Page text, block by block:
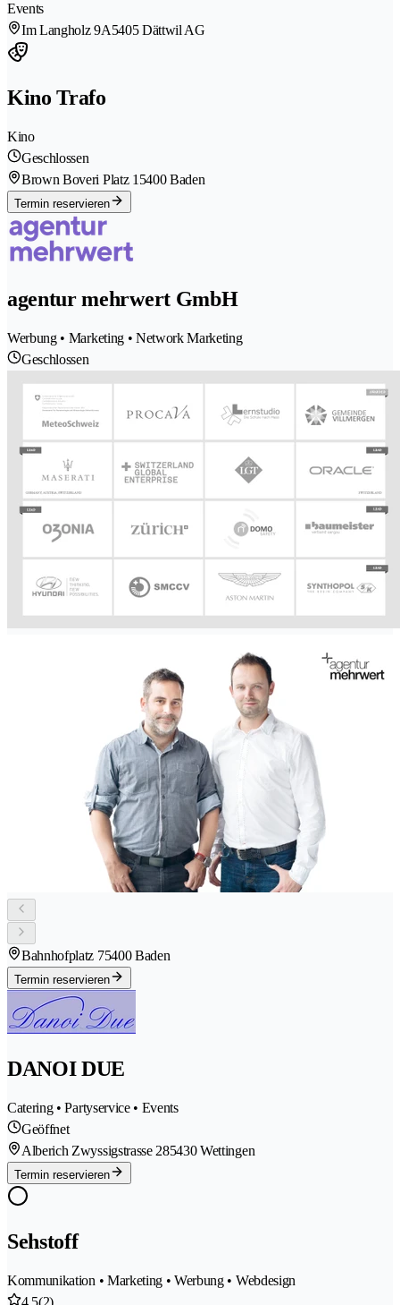
Events
Im Langholz 9A5405 Dättwil AG
Kino Trafo
Kino
Geschlossen
Brown Boveri Platz 1 5400 Baden
Termin reservieren
agentur mehrwert GmbH
Werbung • Marketing • Network Marketing
Geschlossen
Bahnhofplatz 75400 Baden
Termin reservieren
DANOI DUE
Catering • Partyservice • Events
Geöffnet
Alberich Zwyssigstrasse 285430 Wettingen
Termin reservieren
Sehstoff
Kommunikation • Marketing • Werbung • Webdesign
4.5(2)